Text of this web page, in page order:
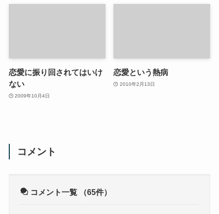
恋愛に振り回されてはいけ
ない
2009年10月4日
恋愛という熱病
2010年2月13日
コメント
コメント一覧 （65件）